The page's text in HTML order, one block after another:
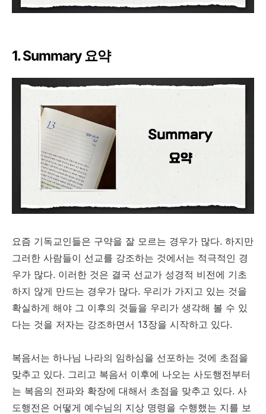
1. Summary 요약
요즘 기독교인들은 구약을 잘 모르는 경우가 많다. 하지만
그러한 사람들이 선교를 강조하는 것에서는 적극적인 경
우가 많다. 이러한 것은 결국 선교가 성경적 비전에 기초
하지 않게 만드는 경우가 많다. 우리가 가지고 있는 것을
확실하게 해야 그 이후의 것들을 우리가 생각해 볼 수 있
다는 것을 저자는 강조하면서 13장을 시작하고 있다.
복음서는 하나님 나라의 임하심을 선포하는 것에 초점을
맞추고 있다. 그리고 복음서 이후에 나오는 사도행전부터
는 복음의 전파와 확장에 대해서 초점을 맞추고 있다. 사
도행전은 어떻게 예수님의 지상 명령을 수행했는 지를 보